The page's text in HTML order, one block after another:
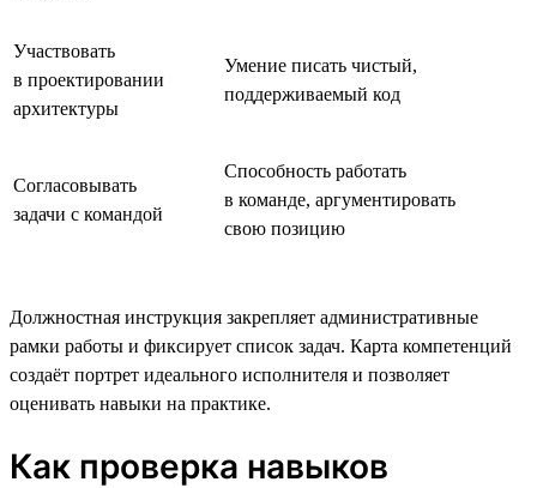
Участвовать
в проектировании
архитектуры
Умение писать чистый,
поддерживаемый код
Согласовывать
задачи с командой
Способность работать
в команде, аргументировать
свою позицию
Должностная инструкция закрепляет административные
рамки работы и фиксирует список задач. Карта компетенций
создаёт портрет идеального исполнителя и позволяет
оценивать навыки на практике.
Как проверка навыков